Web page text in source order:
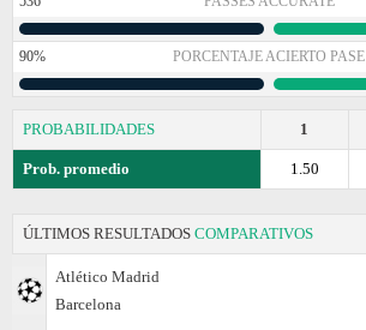
90% PORCENTAJE ACIERTO PASE
PROBABILIDADES 1
Prob. promedio 1.50
ÚLTIMOS RESULTADOS COMPARATIVOS
Atlético Madrid
Barcelona